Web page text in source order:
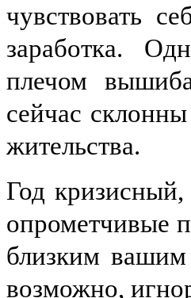
чувствовать
заработка.
плечом
сейчас
жительства.
Год
опрометчивые
близким
возможно,